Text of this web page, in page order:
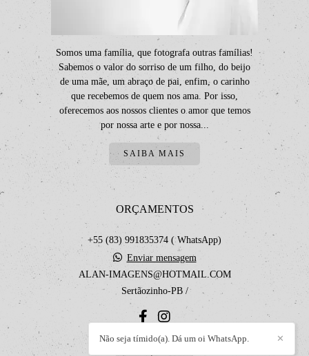
Somos uma família, que fotografa outras famílias!
Sabemos o valor do sorriso de um filho, do beijo
de uma mãe, um abraço de pai, enfim, o carinho
que recebemos de quem nos ama. Por isso,
oferecemos aos nossos clientes o amor que temos
por nossa arte e por nossa...
SAIBA MAIS
ORÇAMENTOS
+55 (83) 991835374 ( WhatsApp)
Enviar mensagem
ALAN-IMAGENS@HOTMAIL.COM
Sertãozinho-PB /
✕
Não seja tímido(a). Dá um oi WhatsApp.